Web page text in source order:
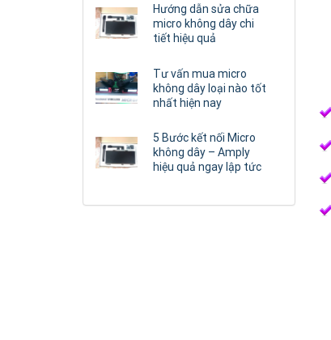
Hướng dẫn sửa chữa
micro không dây chi
tiết hiệu quả
Tư vấn mua micro
không dây loại nào tốt
nhất hiện nay
5 Bước kết nối Micro
không dây – Amply
hiệu quả ngay lập tức